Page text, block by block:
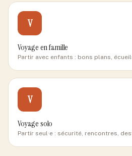
V
Voyage en famille
Partir avec enfants : bons plans,
V
Voyage solo
Partir seul·e : sécurité, rencontres,